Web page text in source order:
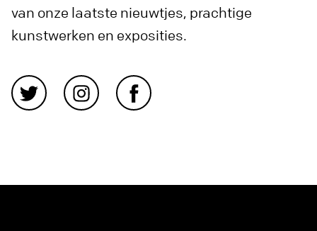
van onze laatste nieuwtjes, prachtige
kunstwerken en exposities.